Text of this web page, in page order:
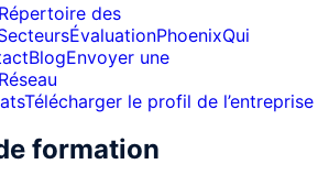
Répertoire des
ÉvaluationPhoenixQui
BlogEnvoyer une
Réseau
Télécharger le profil de l’entreprise
formation